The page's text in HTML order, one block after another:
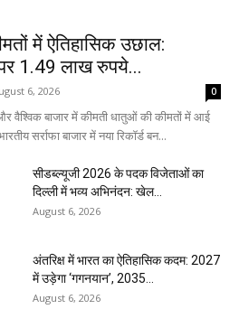
में ऐतिहासिक उछाल:
1.49 लाख रुपये...
6, 2026 0
वैश्विक बाजार में कीमती धातुओं की कीमतों में आई
सर्राफा बाजार में नया रिकॉर्ड बन...
सीडब्ल्यूजी 2026 के पदक विजेताओं का
दिल्ली में भव्य अभिनंदन: खेल...
August 6, 2026
अंतरिक्ष में भारत का ऐतिहासिक कदम: 2027
में उड़ेगा ‘गगनयान’, 2035...
August 6, 2026